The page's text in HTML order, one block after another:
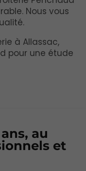
Nous vous
à Allassac,
pour une étude
au
et